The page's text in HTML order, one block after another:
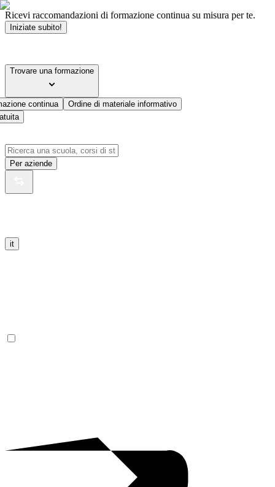
Ricevi raccomandazioni di formazione continua su misura per te.
Iniziate subito!
Trovare una formazione
continua
Ordine di materiale informativo
Per aziende
it